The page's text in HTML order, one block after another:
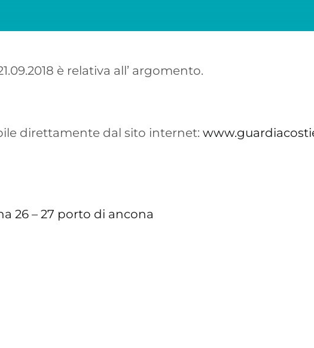
è relativa all’ argomento.
direttamente dal sito internet:
26 – 27 porto di ancona